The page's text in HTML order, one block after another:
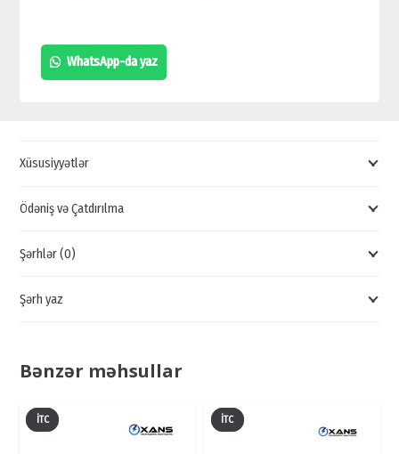
GÖRÜNTÜ
KAMERALARI,
quantity
WhatsApp-da yaz
Xüsusiyyətlər
Ödəniş və Çatdırılma
Şərhlər (0)
Şərh yaz
Bənzər məhsullar
İTC İTC